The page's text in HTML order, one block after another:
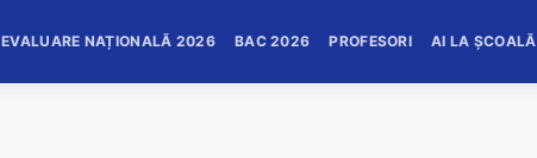
EVALUARE NAȚIONALĂ 2026 BAC 2026 PROFESORI AI LA ȘCOALĂ